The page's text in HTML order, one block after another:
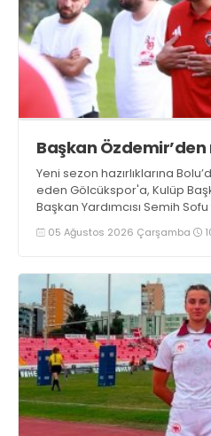
Başkan
Yeni sezon hazırlıklarına
eden Gölcükspor'a, Kulüp
Başkan Yardımcısı Semih
moral ziyareti gerçekleştirildi
05 Ağustos 2026 Çarşamba